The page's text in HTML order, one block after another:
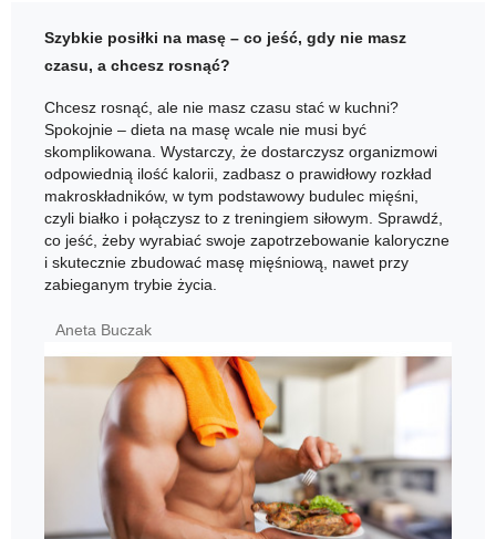
Szybkie posiłki na masę – co jeść, gdy nie masz
czasu, a chcesz rosnąć?
Chcesz rosnąć, ale nie masz czasu stać w kuchni?
Spokojnie – dieta na masę wcale nie musi być
skomplikowana. Wystarczy, że dostarczysz organizmowi
odpowiednią ilość kalorii, zadbasz o prawidłowy rozkład
makroskładników, w tym podstawowy budulec mięśni,
czyli białko i połączysz to z treningiem siłowym. Sprawdź,
co jeść, żeby wyrabiać swoje zapotrzebowanie kaloryczne
i skutecznie zbudować masę mięśniową, nawet przy
zabieganym trybie życia.
Aneta Buczak